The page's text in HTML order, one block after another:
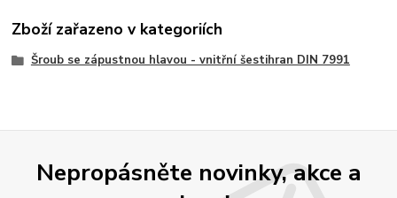
Zboží zařazeno v kategoriích
Šroub se zápustnou hlavou - vnitřní šestihran DIN 7991
Nepropásněte novinky, akce a